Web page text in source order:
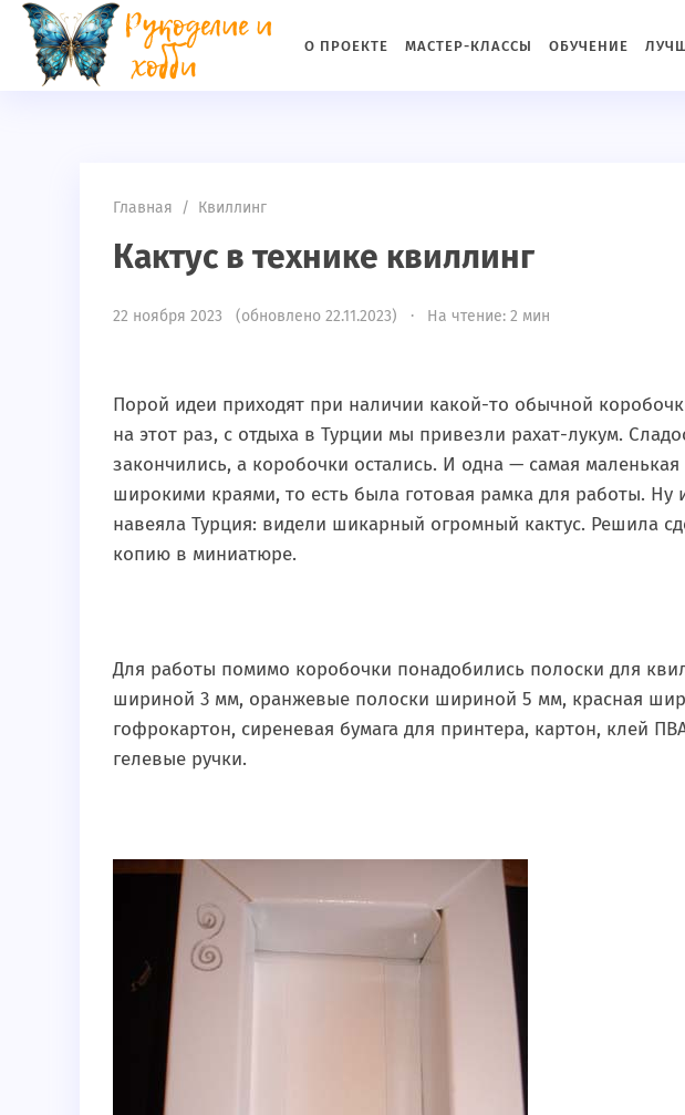
О ПРОЕКТЕ МАСТЕР-КЛАССЫ ОБУЧЕНИЕ
Главная / Квиллинг
Кактус в технике квиллинг
22 ноября 2023 (обновлено 22.11.2023) · На чтение: 2 мин
Порой идеи приходят при наличии какой-то обычной
на этот раз, с отдыха в Турции мы привезли рахат-лукум.
закончились, а коробочки остались. И одна — самая
широкими краями, то есть была готовая рамка для работы. Ну
навеяла Турция: видели шикарный огромный кактус. Решила
копию в миниатюре.
Для работы помимо коробочки понадобились полоски для
шириной 3 мм, оранжевые полоски шириной 5 мм, красная
гофрокартон, сиреневая бумага для принтера, картон, клей
гелевые ручки.